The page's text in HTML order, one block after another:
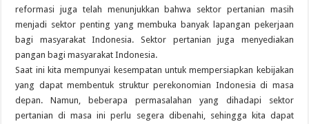
reformasi juga telah menunjukkan bahwa sektor pertanian masih
menjadi sektor penting yang membuka banyak lapangan pekerjaan
bagi masyarakat Indonesia. Sektor pertanian juga menyediakan
pangan bagi masyarakat Indonesia.
Saat ini kita mempunyai kesempatan untuk mempersiapkan kebijakan
yang dapat membentuk struktur perekonomian Indonesia di masa
depan. Namun, beberapa permasalahan yang dihadapi sektor
pertanian di masa ini perlu segera dibenahi, sehingga kita dapat